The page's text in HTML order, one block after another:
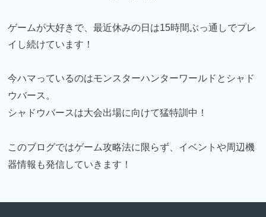
ゲームが大好きで、最近休みの日は15時間ぶっ通しでプレ
イし続けています！
今ハマっているのはモンスターハンターワールドとシャド
ウバース。
シャドウバースは大会出場に向けて猛特訓中！
このブログではゲーム攻略法に限らず、イベントや周辺機
器情報も発信していきます！